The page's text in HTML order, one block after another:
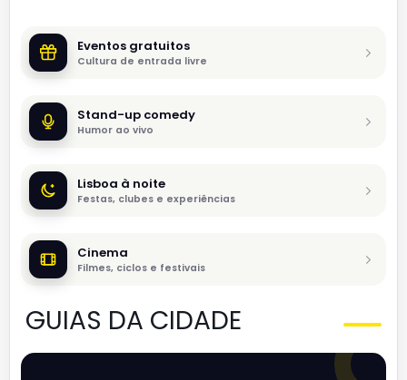
Eventos gratuitos
Cultura de entrada livre
Stand-up comedy
Humor ao vivo
Lisboa à noite
Festas, clubes e experiências
Cinema
Filmes, ciclos e festivais
GUIAS DA CIDADE